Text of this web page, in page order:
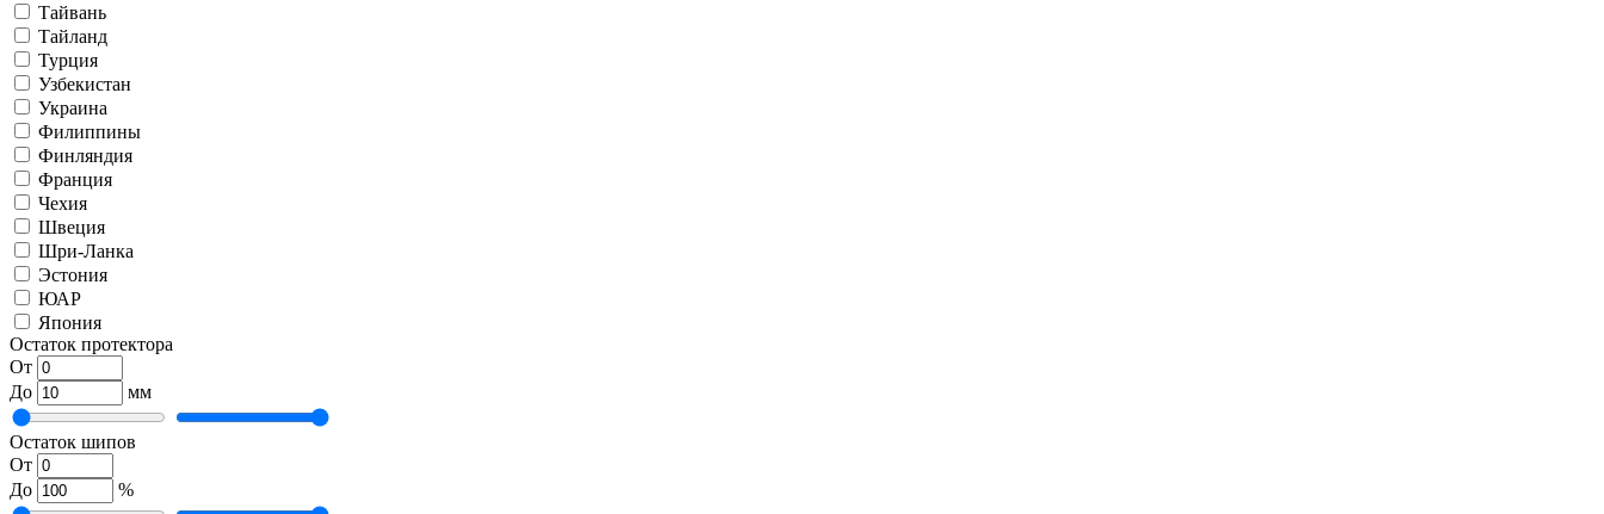
Тайвань
Тайланд
Турция
Узбекистан
Украина
Филиппины
Финляндия
Франция
Чехия
Швеция
Шри-Ланка
Эстония
ЮАР
Япония
Остаток протектора
От
До
мм
Остаток шипов
От
До
%